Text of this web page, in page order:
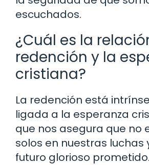
escuchados.
¿Cuál es la
redención y la
cristiana?
La redención está
ligada a la esperanza
que nos asegura que no
solos en nuestras luchas
futuro glorioso prometido.